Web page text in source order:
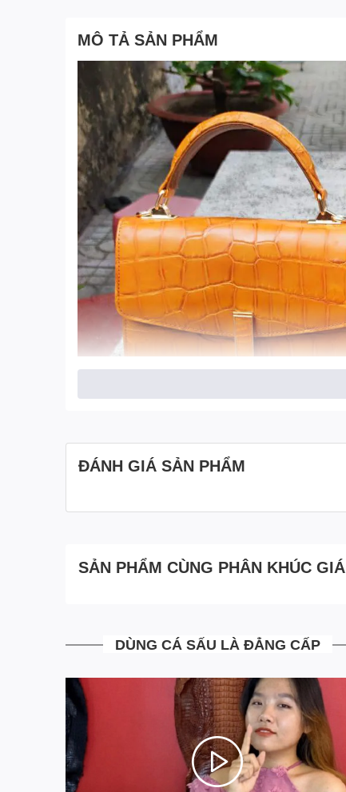
MÔ TẢ SẢN PHẨM
ĐÁNH GIÁ SẢN PHẨM
SẢN PHẨM CÙNG PHÂN KHÚC GIÁ
DÙNG CÁ SẤU LÀ ĐẲNG CẤP